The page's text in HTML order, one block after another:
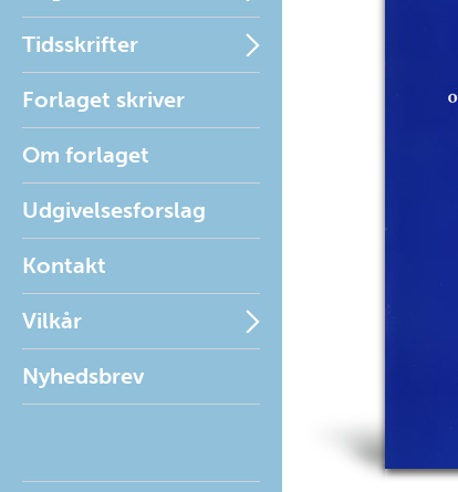
Tidsskrifter
Forlaget skriver
Om forlaget
Udgivelsesforslag
Kontakt
Vilkår
Nyhedsbrev